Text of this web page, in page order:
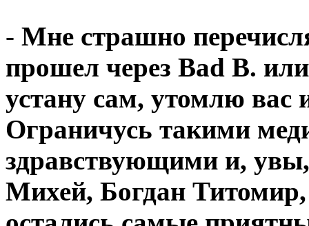
- Мне страшно
прошел через Bad B.
устану сам, утомлю вас
Ограничусь такими
здравствующими и,
Михей, Богдан